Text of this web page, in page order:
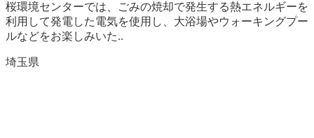
桜環境センターでは、ごみの焼却で発生する熱エネルギーを
利用して発電した電気を使用し、大浴場やウォーキングプー
ルなどをお楽しみいた..
埼玉県